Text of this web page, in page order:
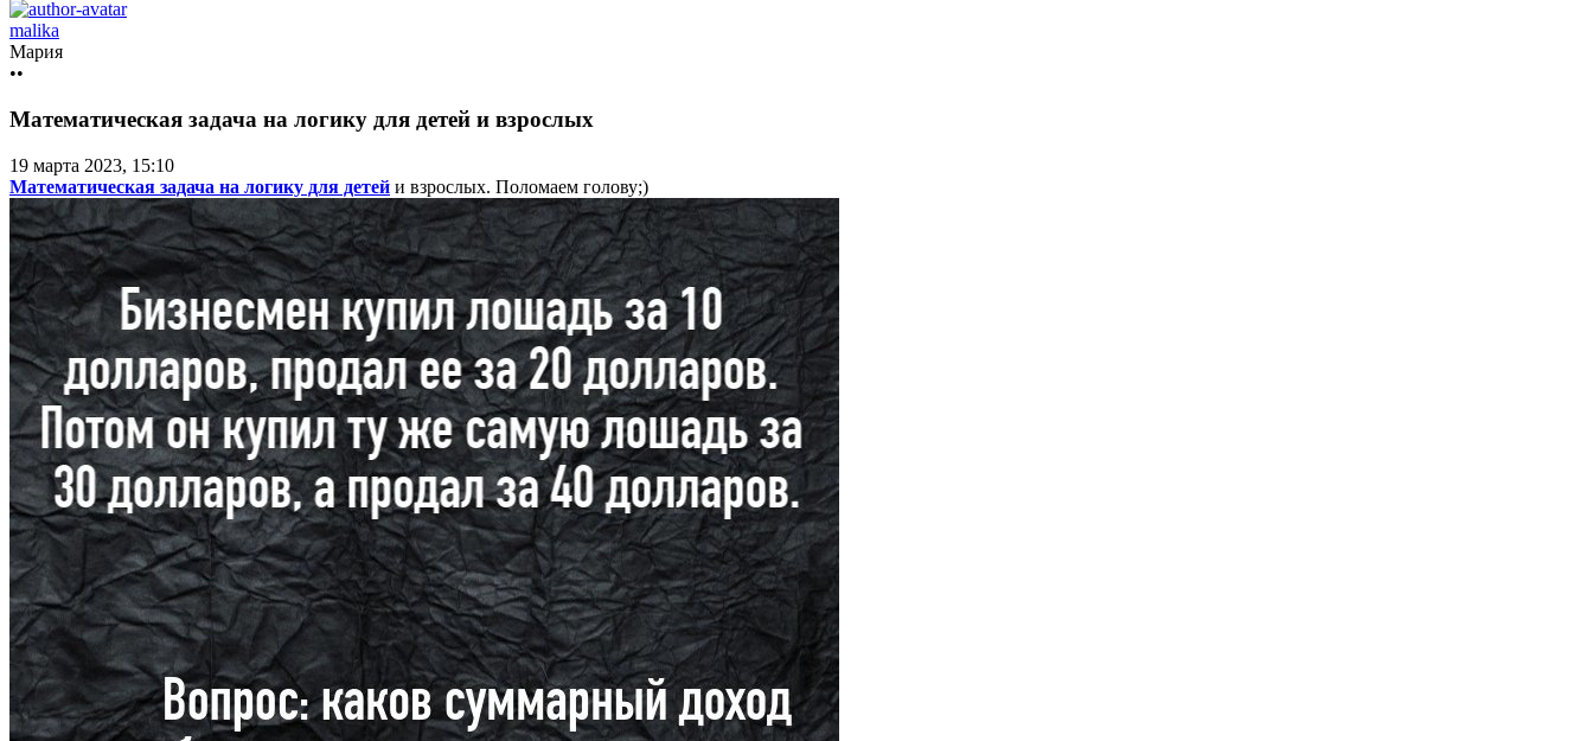
malika
Мария
••
Математическая задача на логику для детей и взрослых
19 марта 2023, 15:10
Математическая задача на логику для детей и взрослых. Поломаем голову;)